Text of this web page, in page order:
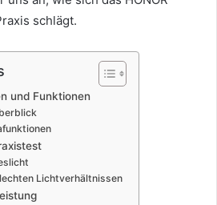
schlägt.
und Funktionen
Lichtverhältnissen